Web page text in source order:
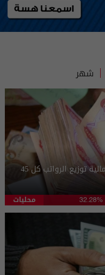
شهر
بعد توقعات المالية النيابية باحتمالية توزيع الرواتب كل 45
محليات 32.28%